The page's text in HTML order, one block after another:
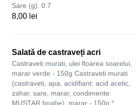
Sare (g): 0.7
8,00 lei
Salată de castraveți acri
Castraveti murati, ulei floarea soarelui,
marar verde - 150g Castraveti murati
(castraveti, apa, acidifiant: acid acetic,
zahar, sare, marar, condimente:
MUSTAR boabe), marar - 150g °